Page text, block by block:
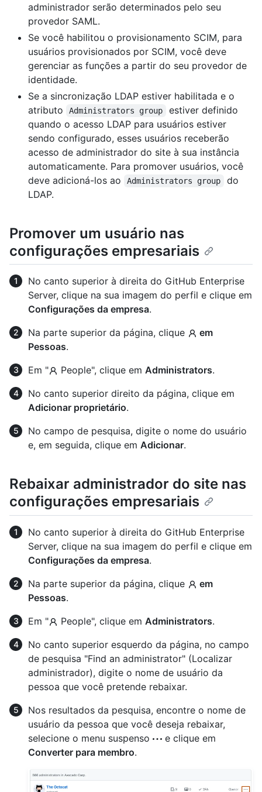
administrador serão determinados pelo seu
provedor SAML.
Se você habilitou o provisionamento SCIM, para
usuários provisionados por SCIM, você deve
gerenciar as funções a partir do seu provedor de
identidade.
Se a sincronização LDAP estiver habilitada e o
atributo
Administrators group
estiver definido
quando o acesso LDAP para usuários estiver
sendo configurado, esses usuários receberão
acesso de administrador do site à sua instância
automaticamente. Para promover usuários, você
deve adicioná-los ao
Administrators group
do
LDAP.
Promover um usuário nas
configurações empresariais
No canto superior à direita do GitHub Enterprise
Server, clique na sua imagem do perfil e clique em
Configurações da empresa.
Na parte superior da página, clique
em
Pessoas.
Em "
People", clique em Administrators.
No canto superior direito da página, clique em
Adicionar proprietário.
No campo de pesquisa, digite o nome do usuário
e, em seguida, clique em Adicionar.
Rebaixar administrador do site nas
configurações empresariais
No canto superior à direita do GitHub Enterprise
Server, clique na sua imagem do perfil e clique em
Configurações da empresa.
Na parte superior da página, clique
em
Pessoas.
Em "
People", clique em Administrators.
No canto superior esquerdo da página, no campo
de pesquisa "Find an administrator" (Localizar
administrador), digite o nome de usuário da
pessoa que você pretende rebaixar.
Nos resultados da pesquisa, encontre o nome de
usuário da pessoa que você deseja rebaixar,
selecione o menu suspenso
e clique em
Converter para membro.